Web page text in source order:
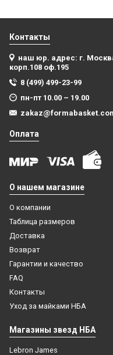
шапка NBA вязаная
1 999₽
Контакты
наш юр. адрес: г.
корп.108 оф.195
8 (499) 499-23-99
пн-пт 10.00 – 19.00
Оплата
О нашем магазине
О компании
Таблица размеров
Доставка
Возврат
Гарантии и качество
FAQ
Контакты
Уход за майками НБА
Магазины звезд НБА
Lebron James